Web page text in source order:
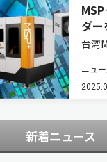
ダー
台湾
を開
ディ
ニュー
新着ニュース